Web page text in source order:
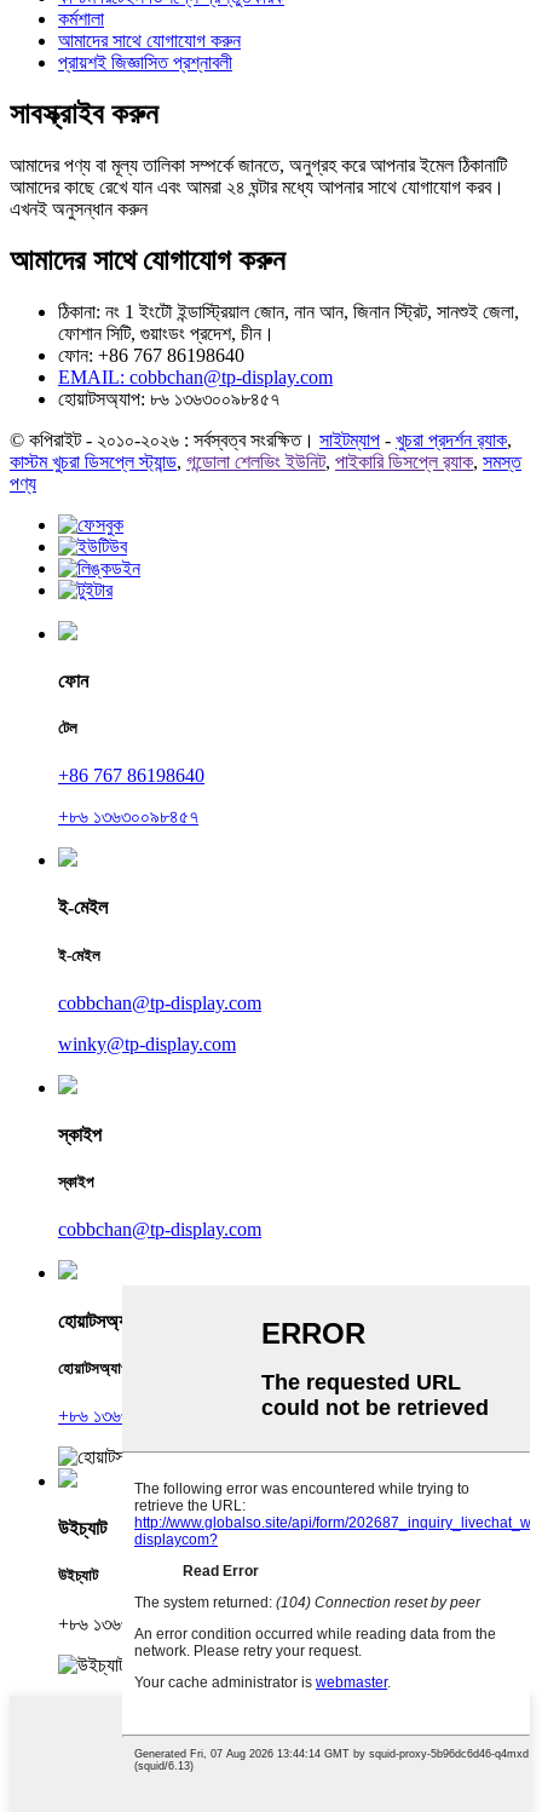
কর্মশালা
আমাদের সাথে যোগাযোগ করুন
প্রায়শই জিজ্ঞাসিত প্রশ্নাবলী
সাবস্ক্রাইব করুন
আমাদের পণ্য বা মূল্য তালিকা সম্পর্কে জানতে, অনুগ্রহ করে আপনার ইমেল ঠিকানাটি
আমাদের কাছে রেখে যান এবং আমরা ২৪ ঘন্টার মধ্যে আপনার সাথে যোগাযোগ করব।
এখনই অনুসন্ধান করুন
আমাদের সাথে যোগাযোগ করুন
ঠিকানা: নং 1 ইংটৌ ইন্ডাস্ট্রিয়াল জোন, নান আন, জিনান স্ট্রিট, সানশুই জেলা,
ফোশান সিটি, গুয়াংডং প্রদেশ, চীন।
ফোন: +86 767 86198640
EMAIL: cobbchan@tp-display.com
হোয়াটসঅ্যাপ: ৮৬ ১৩৬৩০০৯৮৪৫৭
© কপিরাইট - ২০১০-২০২৬ : সর্বস্বত্ব সংরক্ষিত। সাইটম্যাপ - খুচরা প্রদর্শন র‍্যাক,
কাস্টম খুচরা ডিসপ্লে স্ট্যান্ড, গন্ডোলা শেলভিং ইউনিট, পাইকারি ডিসপ্লে র‍্যাক, সমস্ত
পণ্য
ফোন
টেল
+86 767 86198640
+৮৬ ১৩৬৩০০৯৮৪৫৭
ই-মেইল
ই-মেইল
cobbchan@tp-display.com
winky@tp-display.com
স্কাইপ
স্কাইপ
cobbchan@tp-display.com
হোয়াটসঅ্যাপ
হোয়াটসঅ্যাপ
+৮৬ ১৩৬৩০০৯৮৪৫৭
উইচ্যাট
উইচ্যাট
+৮৬ ১৩৬৩০০৯৮৪৫৭